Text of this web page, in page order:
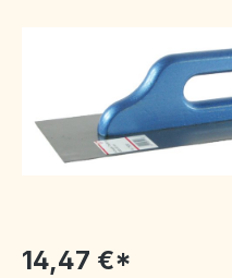
14,47 €*